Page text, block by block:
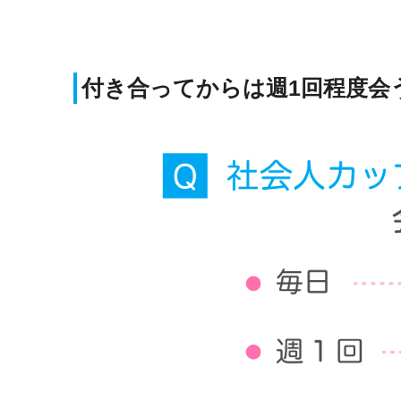
付き合ってからは週1回程度会